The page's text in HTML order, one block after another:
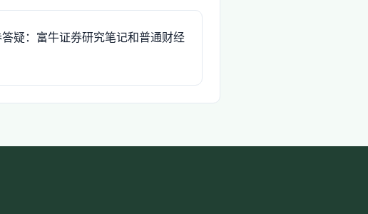
疑：富牛证券研究笔记和普通财经